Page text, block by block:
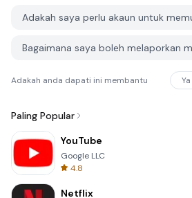
Adakah anda dapati ini membantu Ya
Paling Popular
YouTube
Google LLC
4.8
Netflix